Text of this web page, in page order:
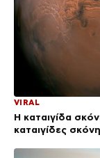
VIRAL
Η καταιγίδα
καταιγίδες